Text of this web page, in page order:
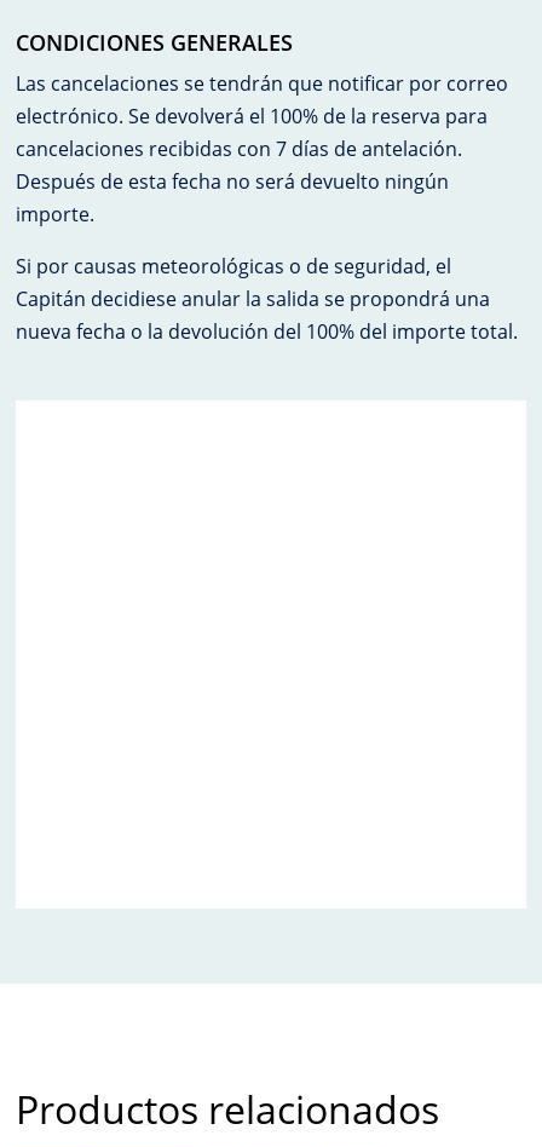
CONDICIONES GENERALES
Las cancelaciones se tendrán que notificar por correo
electrónico. Se devolverá el 100% de la reserva para
cancelaciones recibidas con 7 días de antelación.
Después de esta fecha no será devuelto ningún
importe.
Si por causas meteorológicas o de seguridad, el
Capitán decidiese anular la salida se propondrá una
nueva fecha o la devolución del 100% del importe total.
Productos relacionados